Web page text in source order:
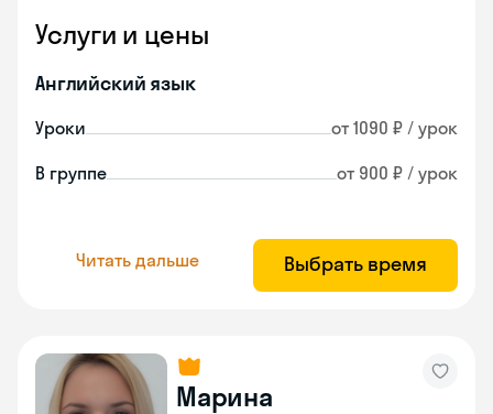
Услуги и цены
Английский язык
Уроки от 1090 ₽ / урок
В группе от 900 ₽ / урок
Читать дальше Выбрать время
Марина